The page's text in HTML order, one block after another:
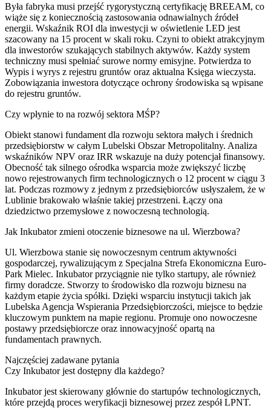
Była fabryka musi przejść rygorystyczną certyfikację BREEAM, co
wiąże się z koniecznością zastosowania odnawialnych źródeł
energii. Wskaźnik ROI dla inwestycji w oświetlenie LED jest
szacowany na 15 procent w skali roku. Czyni to obiekt atrakcyjnym
dla inwestorów szukających stabilnych aktywów. Każdy system
techniczny musi spełniać surowe normy emisyjne. Potwierdza to
Wypis i wyrys z rejestru gruntów oraz aktualna Księga wieczysta.
Zobowiązania inwestora dotyczące ochrony środowiska są wpisane
do rejestru gruntów.
Czy wpłynie to na rozwój sektora MŚP?
Obiekt stanowi fundament dla rozwoju sektora małych i średnich
przedsiębiorstw w całym Lubelski Obszar Metropolitalny. Analiza
wskaźników NPV oraz IRR wskazuje na duży potencjał finansowy.
Obecność tak silnego ośrodka wsparcia może zwiększyć liczbę
nowo rejestrowanych firm technologicznych o 12 procent w ciągu 3
lat. Podczas rozmowy z jednym z przedsiębiorców usłyszałem, że w
Lublinie brakowało właśnie takiej przestrzeni. Łączy ona
dziedzictwo przemysłowe z nowoczesną technologią.
Jak Inkubator zmieni otoczenie biznesowe na ul. Wierzbowa?
Ul. Wierzbowa stanie się nowoczesnym centrum aktywności
gospodarczej, rywalizującym z Specjalna Strefa Ekonomiczna Euro-
Park Mielec. Inkubator przyciągnie nie tylko startupy, ale również
firmy doradcze. Stworzy to środowisko dla rozwoju biznesu na
każdym etapie życia spółki. Dzięki wsparciu instytucji takich jak
Lubelska Agencja Wspierania Przedsiębiorczości, miejsce to będzie
kluczowym punktem na mapie regionu. Promuje ono nowoczesne
postawy przedsiębiorcze oraz innowacyjność opartą na
fundamentach prawnych.
Najczęściej zadawane pytania
Czy Inkubator jest dostępny dla każdego?
Inkubator jest skierowany głównie do startupów technologicznych,
które przejdą proces weryfikacji biznesowej przez zespół LPNT.